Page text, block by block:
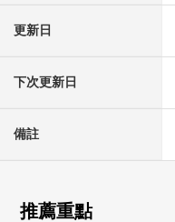
更新日
下次更新日
備註
推薦重點